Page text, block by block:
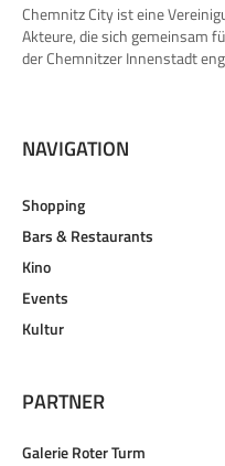
Chemnitz City ist eine
Akteure, die sich gemeinsam
der Chemnitzer Innenstadt
NAVIGATION
Shopping
Bars & Restaurants
Kino
Events
Kultur
PARTNER
Galerie Roter Turm